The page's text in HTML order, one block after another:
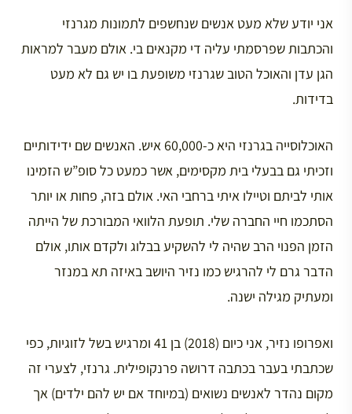
אני יודע שלא מעט אנשים שנחשפים לתמונות מגרנזי
והכתבות שפרסמתי עליה די מקנאים בי. אולם מעבר למראות
הגן עדן והאוכל הטוב שגרנזי משופעת בו יש גם לא מעט
בדידות.
האוכלוסייה בגרנזי היא כ-60,000 איש. האנשים שם ידידותיים
וזכיתי גם בבעלי בית מקסימים, אשר כמעט כל סופ”ש הזמינו
אותי לביתם וטיילו איתי ברחבי האי. אולם בזה, פחות או יותר
הסתכמו חיי החברה שלי. תופעת הלוואי המבורכת של הייתה
הזמן הפנוי הרב שהיה לי להשקיע בבלוג ולקדם אותו, אולם
הדבר גרם לי להרגיש כמו נזיר היושב באיזה תא במנזר
ומעתיק מגילה ישנה.
ואפרופו נזיר, אני כיום (2018) בן 41 ומרגיש בשל לזוגיות, כפי
שכתבתי בעבר בכתבה דרושה פרנקופילית. גרנזי, לצערי זה
מקום נהדר לאנשים נשואים (במיוחד אם יש להם ילדים) אך